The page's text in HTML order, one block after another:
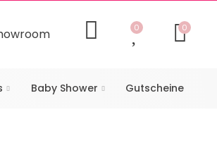
0 0
Baby Shower Gutscheine